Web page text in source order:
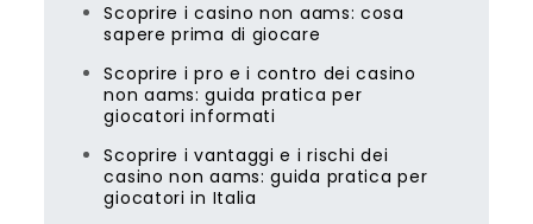
Scoprire i casino non aams: cosa
sapere prima di giocare
Scoprire i pro e i contro dei casino
non aams: guida pratica per
giocatori informati
Scoprire i vantaggi e i rischi dei
casino non aams: guida pratica per
giocatori in Italia